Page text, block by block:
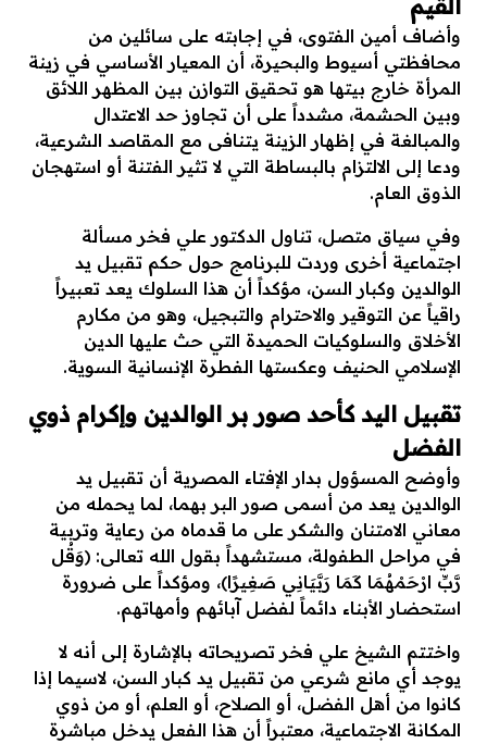
​وأضاف أمين الفتوى، في إجابته على سائلين من
محافظتي أسيوط والبحيرة، أن المعيار الأساسي في زينة
المرأة خارج بيتها هو تحقيق التوازن بين المظهر اللائق
وبين الحشمة، مشدداً على أن تجاوز حد الاعتدال
والمبالغة في إظهار الزينة يتنافى مع المقاصد الشرعية،
ودعا إلى الالتزام بالبساطة التي لا تثير الفتنة أو استهجان
الذوق العام.
​وفي سياق متصل، تناول الدكتور علي فخر مسألة
اجتماعية أخرى وردت للبرنامج حول حكم تقبيل يد
الوالدين وكبار السن، مؤكداً أن هذا السلوك يعد تعبيراً
راقياً عن التوقير والاحترام والتبجيل، وهو من مكارم
الأخلاق والسلوكيات الحميدة التي حث عليها الدين
الإسلامي الحنيف وعكستها الفطرة الإنسانية السوية.
​تقبيل اليد كأحد صور بر الوالدين وإكرام ذوي
الفضل
​وأوضح المسؤول بدار الإفتاء المصرية أن تقبيل يد
الوالدين يعد من أسمى صور البر بهما، لما يحمله من
معاني الامتنان والشكر على ما قدماه من رعاية وتربية
في مراحل الطفولة، مستشهداً بقول الله تعالى: ﴿وَقُل
رَّبِّ ارْحَمْهُمَا كَمَا رَبَّيَانِي صَغِيرًا﴾، ومؤكداً على ضرورة
استحضار الأبناء دائماً لفضل آبائهم وأمهاتهم.
​واختتم الشيخ علي فخر تصريحاته بالإشارة إلى أنه لا
يوجد أي مانع شرعي من تقبيل يد كبار السن، لاسيما إذا
كانوا من أهل الفضل، أو الصلاح، أو العلم، أو من ذوي
المكانة الاجتماعية، معتبراً أن هذا الفعل يدخل مباشرة